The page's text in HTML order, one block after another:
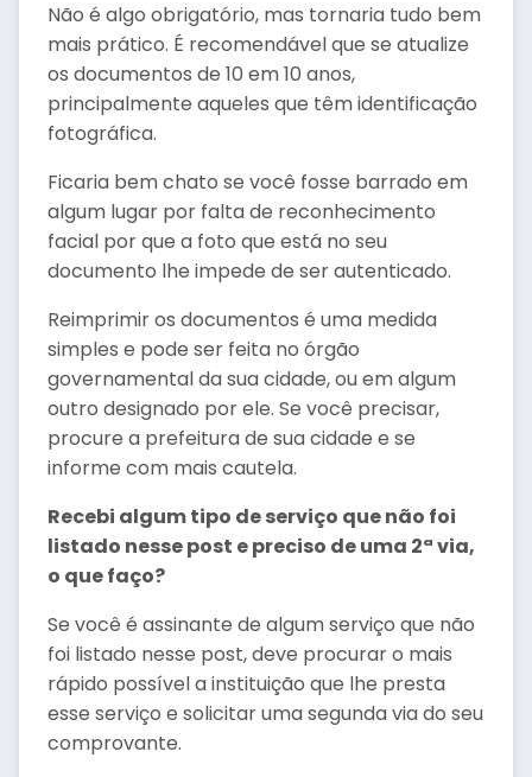
Não é algo obrigatório, mas tornaria tudo bem
mais prático. É recomendável que se atualize
os documentos de 10 em 10 anos,
principalmente aqueles que têm identificação
fotográfica.
Ficaria bem chato se você fosse barrado em
algum lugar por falta de reconhecimento
facial por que a foto que está no seu
documento lhe impede de ser autenticado.
Reimprimir os documentos é uma medida
simples e pode ser feita no órgão
governamental da sua cidade, ou em algum
outro designado por ele. Se você precisar,
procure a prefeitura de sua cidade e se
informe com mais cautela.
Recebi algum tipo de serviço que não foi
listado nesse post e preciso de uma 2ª via,
o que faço?
Se você é assinante de algum serviço que não
foi listado nesse post, deve procurar o mais
rápido possível a instituição que lhe presta
esse serviço e solicitar uma segunda via do seu
comprovante.